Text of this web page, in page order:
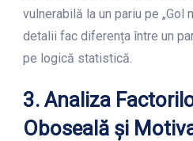
vulnerabilă la un pariu pe „Gol
detalii fac diferența între un
pe logică statistică.
3. Analiza
Oboseală și